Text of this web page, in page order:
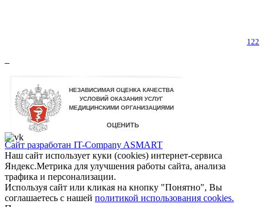
122
Сайт разработан IT-Company ASMART
Наш сайт использует куки (cookies) интернет-сервиса
Яндекс.Метрика для улучшения работы сайта, анализа
трафика и персонализации.
Используя сайт или кликая на кнопку "Понятно", Вы
соглашаетесь с нашей политикой использования cookies.